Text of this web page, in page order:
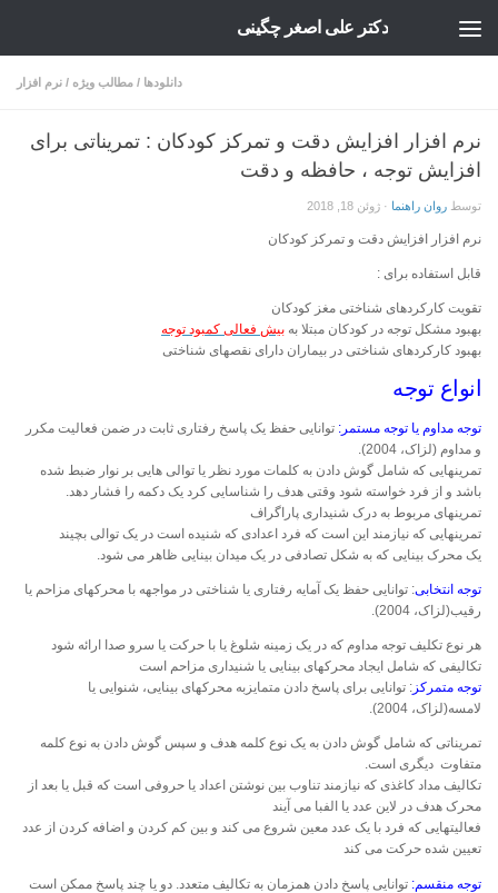
دکتر علی اصغر چگینی
دانلودها / مطالب ویژه / نرم افزار
نرم افزار افزایش دقت و تمرکز کودکان : تمریناتی برای
افزایش توجه ، حافظه و دقت
توسط روان راهنما · ژوئن 18, 2018
نرم افزار افزایش دقت و تمرکز کودکان
قابل استفاده برای :
تقویت کارکردهای شناختی مغز کودکان
بهبود مشکل توجه در کودکان مبتلا به بیش فعالی کمبود توجه
بهبود کارکردهای شناختی در بیماران دارای نقصهای شناختی
انواع توجه
توجه مداوم یا توجه مستمر: توانایی حفظ یک پاسخ رفتاری ثابت در ضمن فعالیت مکرر
و مداوم (لزاک، 2004).
تمرینهایی که شامل گوش دادن به کلمات مورد نظر یا توالی هایی بر نوار ضبط شده
باشد و از فرد خواسته شود وقتی هدف را شناسایی کرد یک دکمه را فشار دهد.
تمرینهای مربوط به درک شنیداری پاراگراف
تمرینهایی که نیازمند این است که فرد اعدادی که شنیده است در یک توالی بچیند
یک محرک بینایی که به شکل تصادفی در یک میدان بینایی ظاهر می شود.
توجه انتخابی: توانایی حفظ یک آمایه رفتاری یا شناختی در مواجهه با محرکهای مزاحم یا
رقیب(لزاک، 2004).
هر نوع تکلیف توجه مداوم که در یک زمینه شلوغ یا با حرکت یا سرو صدا ارائه شود
تکالیفی که شامل ایجاد محرکهای بینایی یا شنیداری مزاحم است
توجه متمرکز : توانایی برای پاسخ دادن متمایزبه محرکهای بینایی، شنوایی یا
لامسه(لزاک، 2004).
تمریناتی که شامل گوش دادن به یک نوع کلمه هدف و سپس گوش دادن به نوع کلمه
متفاوت دیگری است.
تکالیف مداد کاغذی که نیازمند تناوب بین نوشتن اعداد یا حروفی است که قبل یا بعد از
محرک هدف در لاین عدد یا الفبا می آیند
فعالیتهایی که فرد با یک عدد معین شروع می کند و بین کم کردن و اضافه کردن از عدد
تعیین شده حرکت می کند
توجه منقسم: توانایی پاسخ دادن همزمان به تکالیف متعدد. دو یا چند پاسخ ممکن است